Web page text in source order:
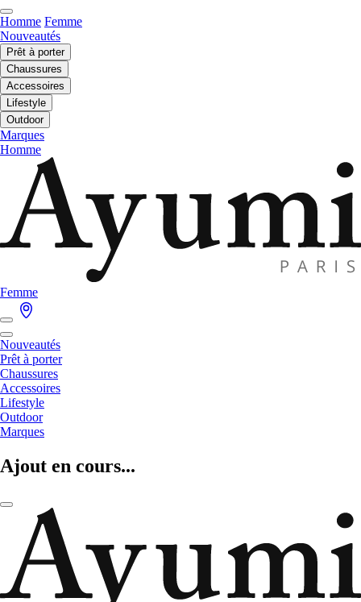
Homme Femme
Nouveautés
Prêt à porter
Chaussures
Accessoires
Lifestyle
Outdoor
Marques
Homme
Femme
Nouveautés
Prêt à porter
Chaussures
Accessoires
Lifestyle
Outdoor
Marques
Ajout en cours...